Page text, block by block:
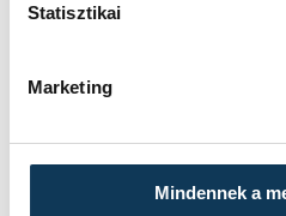
Statisztikai
Marketing
Mindennek a